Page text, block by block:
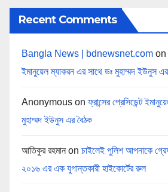
Recent Comments
Bangla News | bdnewsnet.com on
ইমানুয়েল ম্যাকরন এর সাথে ডঃ মুহাম্মদ ইউনুস
Anonymous onফ্রান্সের প্রেসিডেন্ট
মুহাম্মদ ইউনুস এর বৈঠক
আতিকুর রহমান on চাইলেই পুলিশ আপনাকে
২০১৬ এর এক যুগান্তকারী হাইকোর্টের রুল